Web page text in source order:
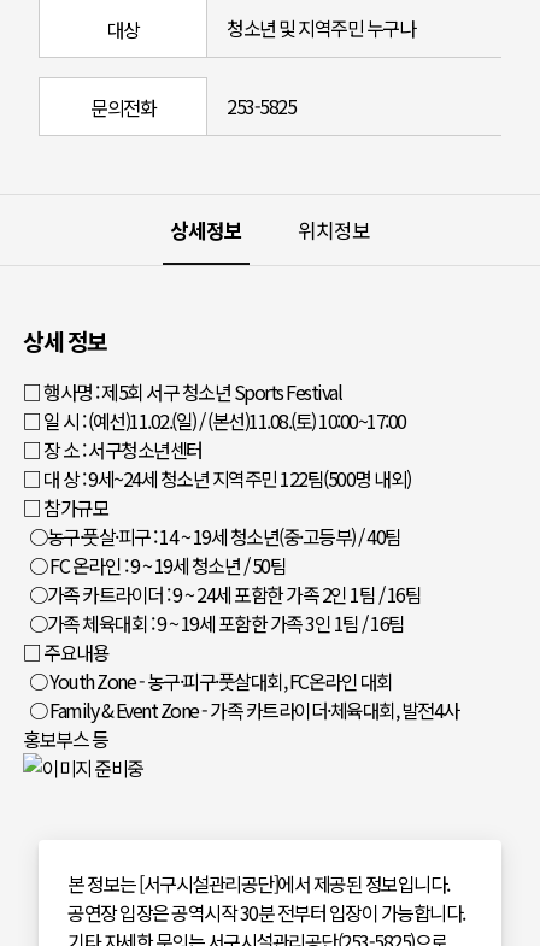
대상 청소년 및 지역주민 누구나
문의전화 253-5825
상세정보 위치정보
상세 정보
□ 행사명 : 제5회 서구 청소년 Sports Festival
□ 일 시 : (예선)11.02.(일) / (본선)11.08.(토) 10:00~17:00
□ 장 소 : 서구청소년센터
□ 대 상 : 9세~24세 청소년 지역주민 122팀(500명 내외)
□ 참가규모
○농구·풋살·피구 : 14 ~ 19세 청소년(중·고등부) / 40팀
○ FC 온라인 : 9 ~ 19세 청소년 / 50팀
○가족 카트라이더 : 9 ~ 24세 포함한 가족 2인 1팀 / 16팀
○가족 체육대회 : 9 ~ 19세 포함한 가족 3인 1팀 / 16팀
□ 주요내용
○ Youth Zone - 농구·피구·풋살대회, FC온라인 대회
○ Family & Event Zone - 가족 카트라이더·체육대회, 발전4사
홍보부스 등
본 정보는 [서구시설관리공단]에서 제공된 정보입니다.
공연장 입장은 공역시작 30분 전부터 입장이 가능합니다.